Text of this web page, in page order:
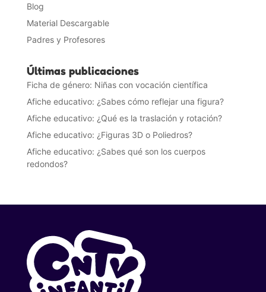
Blog
Material Descargable
Padres y Profesores
Últimas publicaciones
Ficha de género: Niñas con vocación científica
Afiche educativo: ¿Sabes cómo reflejar una figura?
Afiche educativo: ¿Qué es la traslación y rotación?
Afiche educativo: ¿Figuras 3D o Poliedros?
Afiche educativo: ¿Sabes qué son los cuerpos
redondos?